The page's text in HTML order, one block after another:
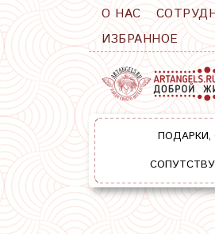
О НАС
ИЗБРАННОЕ
ПОДАРКИ,